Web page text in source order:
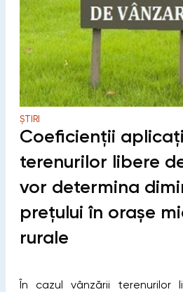
ȘTIRI
Coeficienții
terenurilor libere
vor determina
prețului în orașe
rurale
În cazul vânzării terenurilor